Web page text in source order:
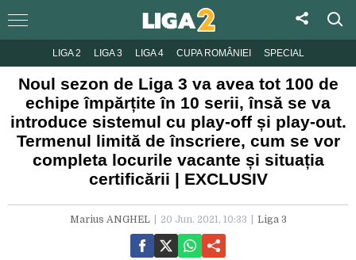
LIGA 2 LIGA 3 LIGA 4 CUPA ROMÂNIEI SPECIAL
Noul sezon de Liga 3 va avea tot 100 de
echipe împărțite în 10 serii, însă se va
introduce sistemul cu play-off și play-out.
Termenul limită de înscriere, cum se vor
completa locurile vacante și situația
certificării | EXCLUSIV
Marius ANGHEL 20 Jun. 2021, 10:33 Liga 3